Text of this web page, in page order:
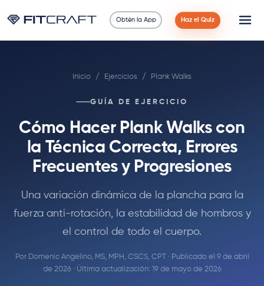
Obtén la App Haz el Quiz
90 Días
Ejercicios
Inicio / Ejercicios / Plank Walks
GUÍA DE EJERCICIO
Cómo Hacer Plank Walks con
la Técnica Correcta, Errores
Frecuentes y Progresiones
Una variación dinámica de la plancha para la
fuerza anti-rotación, la estabilidad de hombros y
el control de todo el cuerpo.
Por Domenic Angelino, MS, MPH, CSCS, CPT· Publicado el 9 de abril
de 2026 · Última actualización: 19 de mayo de 2026